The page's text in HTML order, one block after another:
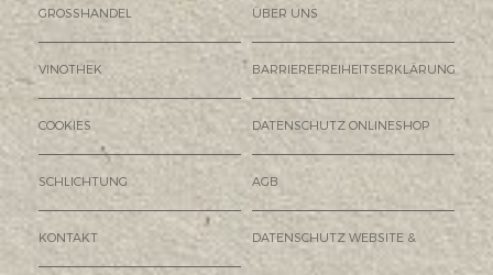
GROSSHANDEL ÜBER UNS
VINOTHEK BARRIEREFREIHEITSERKLÄRUNG
COOKIES DATENSCHUTZ ONLINESHOP
SCHLICHTUNG AGB
KONTAKT DATENSCHUTZ WEBSITE &